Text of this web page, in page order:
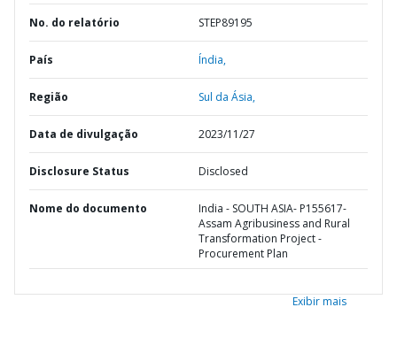
No. do relatório STEP89195
País Índia,
Região Sul da Ásia,
Data de divulgação 2023/11/27
Disclosure Status Disclosed
Nome do documento
India - SOUTH ASIA- P155617-
Assam Agribusiness and Rural
Transformation Project -
Procurement Plan
Exibir mais